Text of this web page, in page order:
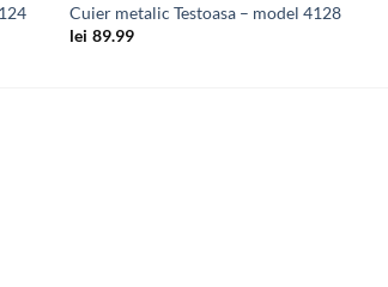
Cuier metalic Testoasa – model 4128
lei 89.99